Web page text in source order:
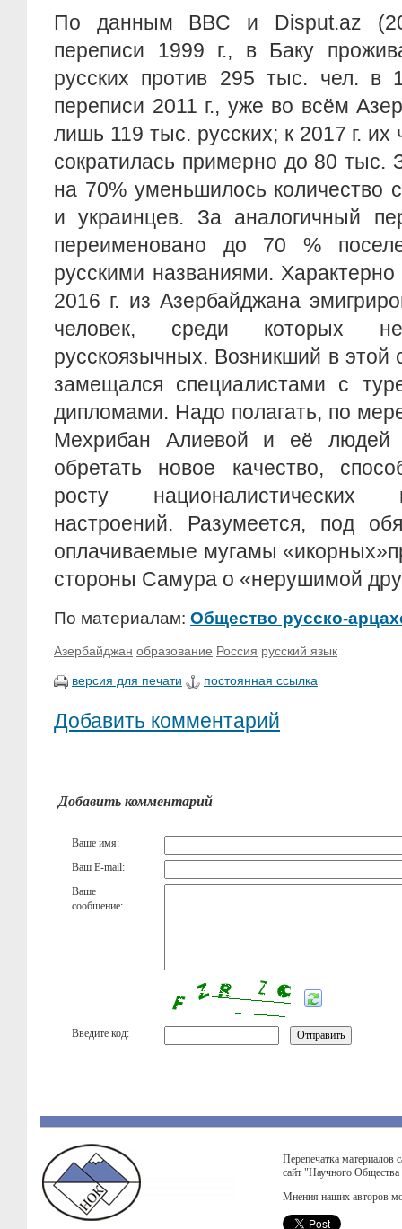
По данным BBC и Disput.az
переписи 1999 г., в Баку
русских против 295 тыс. чел.
переписи 2011 г., уже во всём
лишь 119 тыс. русских; к 2017 г. их
сократилась примерно до 80 тыс.
на 70% уменьшилось количество
и украинцев. За аналогичный
переименовано до 70 %
русскими названиями.
2016 г. из Азербайджана
человек, среди которых
русскоязычных. Возникший в этой
замещался специалистами с
дипломами. Надо полагать, по
Мехрибан Алиевой и её людей
обретать новое качество,
росту националистических
настроений. Разумеется, под
оплачиваемые мугамы
стороны Самура о «нерушимой
По материалам: Общество русско-
Азербайджан образование Россия русский язык
версия для печати постоянная ссылка
Добавить комментарий
Добавить комментарий
Ваше имя:
Ваш E-mail:
Ваше
сообщение:
Введите код:
Перепечатка материалов
сайт "Научного
Мнения наших авторов